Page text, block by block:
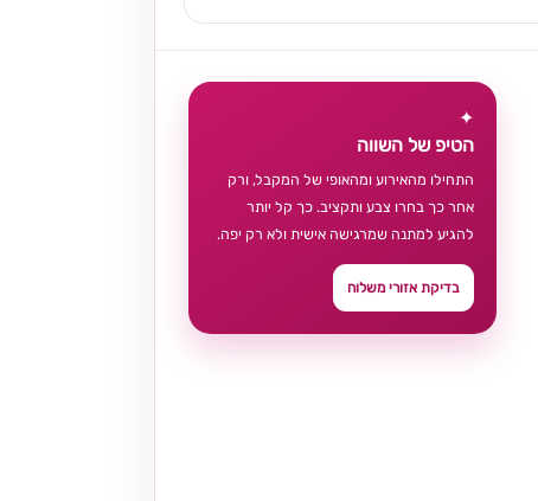
✦
הטיפ של השווה
התחילו מהאירוע ומהאופי של המקבל, ורק
אחר כך בחרו צבע ותקציב. כך קל יותר
להגיע למתנה שמרגישה אישית ולא רק יפה.
בדיקת אזורי משלוח